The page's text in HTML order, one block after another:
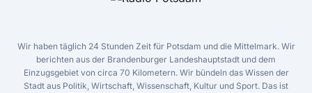
Wir haben täglich 24 Stunden Zeit für Potsdam und die Mittelmark. Wir
berichten aus der Brandenburger Landeshauptstadt und dem
Einzugsgebiet von circa 70 Kilometern. Wir bündeln das Wissen der
Stadt aus Politik, Wirtschaft, Wissenschaft, Kultur und Sport. Das ist